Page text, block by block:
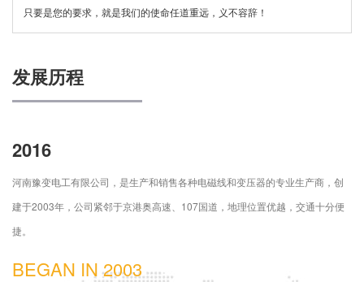
只要是您的要求，就是我们的使命任道重远，义不容辞！
发展历程
2016
河南豫变电工有限公司，是生产和销售各种电磁线和变压器的专业生产商，创
建于2003年，公司紧邻于京港奥高速、107国道，地理位置优越，交通十分便
捷。
BEGAN IN 2003